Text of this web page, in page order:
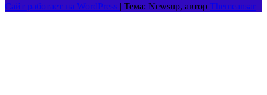
Сайт работает на WordPress | Тема: Newsup, автор Themeansar